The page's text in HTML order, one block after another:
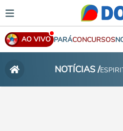
AO VIVO PARÁCONCURSOS
NOTÍCIAS /